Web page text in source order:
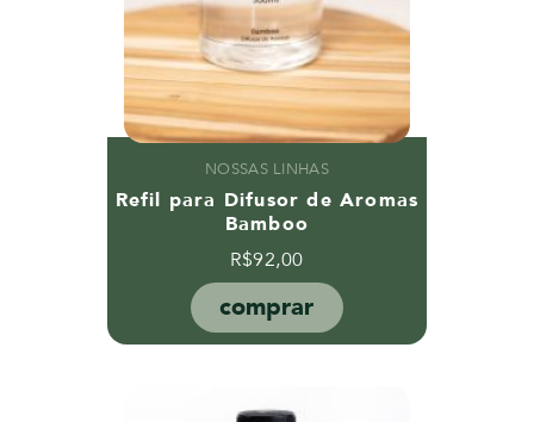
NOSSAS LINHAS
Refil para Difusor de Aromas
Bamboo
R$92,00
comprar